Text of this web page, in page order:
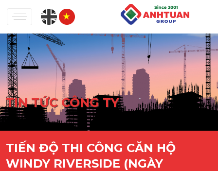
TIN TỨC CÔNG TY
TIẾN ĐỘ THI CÔNG CĂN HỘ
WINDY RIVERSIDE (NGÀY